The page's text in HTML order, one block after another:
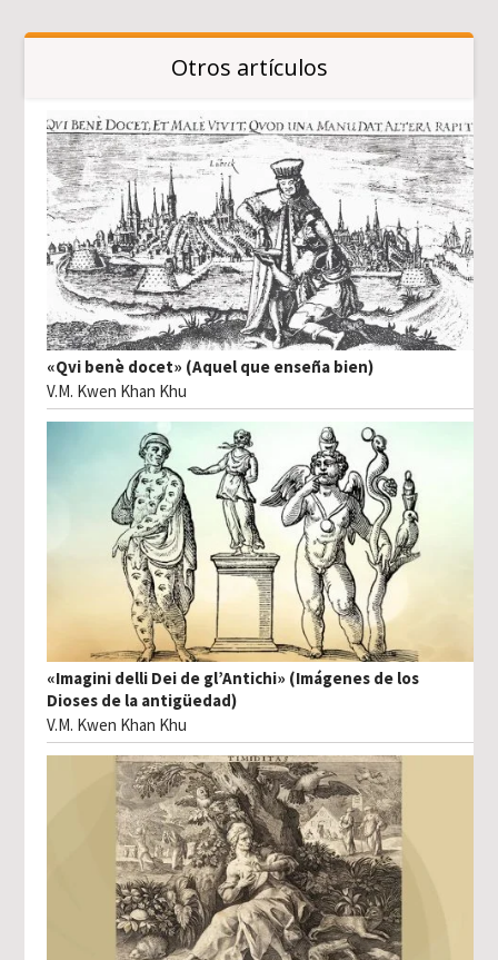
Otros artículos
«Qvi benè docet» (Aquel que enseña bien)
V.M. Kwen Khan Khu
«Imagini delli Dei de gl’Antichi» (Imágenes de los
Dioses de la antigüedad)
V.M. Kwen Khan Khu